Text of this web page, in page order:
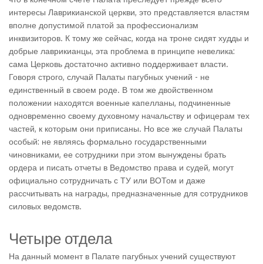
интересы Лаврикианской церкви, это представляется властям
вполне допустимой платой за профессионализм
инквизиторов. К тому же сейчас, когда на троне сидят худды и
добрые лаврикианцы, эта проблема в принципе невелика:
сама Церковь достаточно активно поддерживает власти.
Говоря строго, случай Палаты пагубных учений - не
единственный в своем роде. В том же двойственном
положении находятся военные капелланы, подчиненные
одновременно своему духовному начальству и офицерам тех
частей, к которым они приписаны. Но все же случай Палаты
особый: не являясь формально государственными
чиновниками, ее сотрудники при этом вынуждены брать
ордера и писать отчеты в Ведомство права и судей, могут
официально сотрудничать с ТУ или ВОТом и даже
рассчитывать на награды, предназначенные для сотрудников
силовых ведомств.
Четыре отдела
На данный момент в Палате пагубных учений существуют